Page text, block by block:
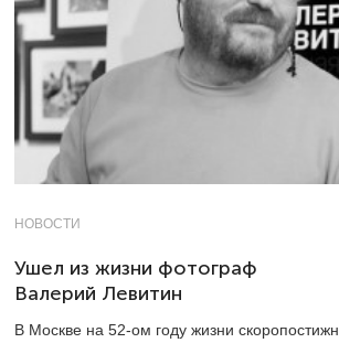
НОВОСТИ
Ушел из жизни фотограф
Валерий Левитин
В Москве на 52-ом году жизни